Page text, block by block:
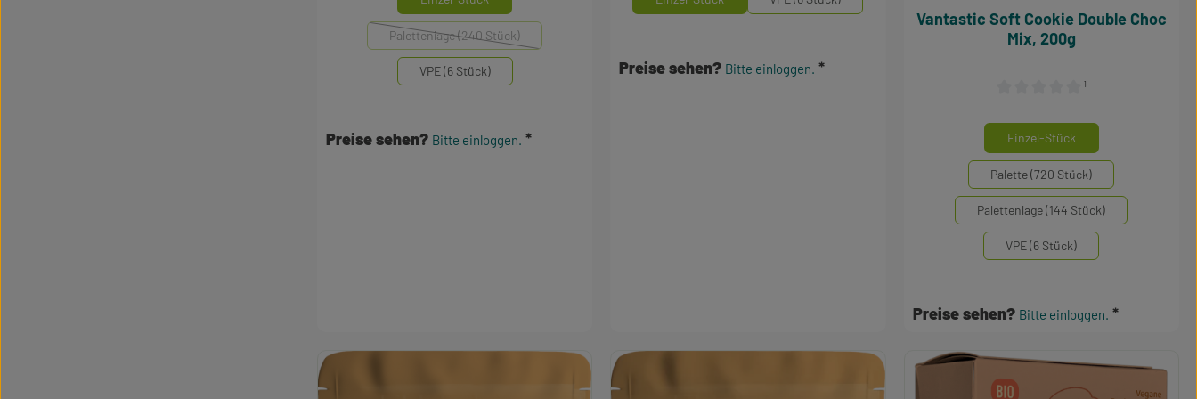
Palettenlage (240 Stück)
(Diese Option ist zurzeit nicht verfügbar.)
VPE (6 Stück)
Preise sehen? Bitte einloggen.
Preise sehen? Bitte einloggen.
¹
Vantastic Soft Cookie Double Choc
Mix, 200g
Mengeneinheiten auswählen
Einzel-Stück
Palette (720 Stück)
Palettenlage (144 Stück)
VPE (6 Stück)
Preise sehen? Bitte einloggen.